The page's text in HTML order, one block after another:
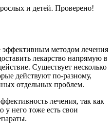
и детей. Проверено!
эффективным методом лечения
лекарство напрямую в
Существует несколько
действуют по-разному,
отдельных проблем.
лечения, так как
у него тоже есть свои